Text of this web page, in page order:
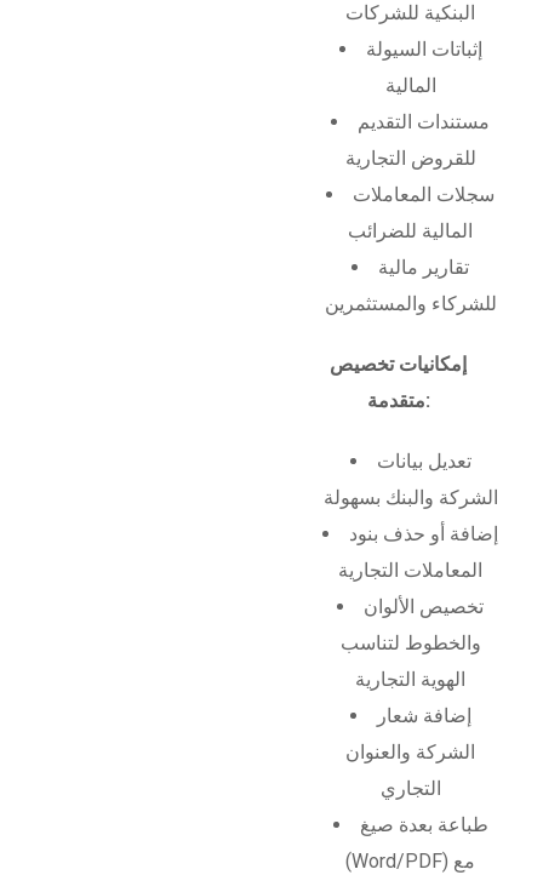
البنكية للشركات
إثباتات السيولة
المالية
مستندات التقديم
للقروض التجارية
سجلات المعاملات
المالية للضرائب
تقارير مالية
للشركاء والمستثمرين
إمكانيات تخصيص
متقدمة:
تعديل بيانات
الشركة والبنك بسهولة
إضافة أو حذف بنود
المعاملات التجارية
تخصيص الألوان
والخطوط لتناسب
الهوية التجارية
إضافة شعار
الشركة والعنوان
التجاري
طباعة بعدة صيغ
(Word/PDF) مع